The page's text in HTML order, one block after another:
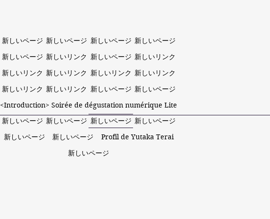
新しいページ 新しいページ 新しいページ 新しいページ
新しいページ 新しいリンク 新しいページ 新しいリンク
新しいリンク 新しいリンク 新しいリンク 新しいリンク
新しいリンク 新しいリンク 新しいページ 新しいページ
<Introduction> Soirée de dégustation numérique Lite
新しいページ 新しいページ 新しいページ 新しいページ
新しいページ
新しいページ
Profil de Yutaka Terai
新しいページ